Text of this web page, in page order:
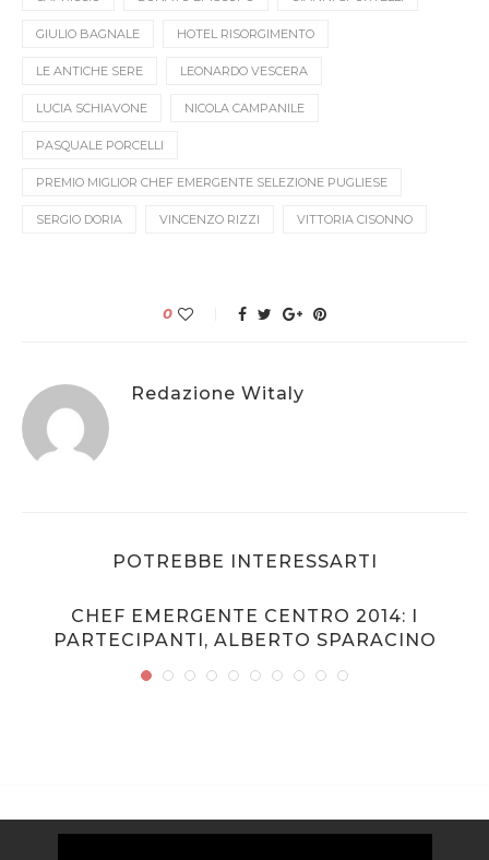
GIULIO BAGNALE HOTEL RISORGIMENTO
LE ANTICHE SERE LEONARDO VESCERA
LUCIA SCHIAVONE NICOLA CAMPANILE
PASQUALE PORCELLI
PREMIO MIGLIOR CHEF EMERGENTE SELEZIONE PUGLIESE
SERGIO DORIA VINCENZO RIZZI VITTORIA CISONNO
0
Redazione Witaly
POTREBBE INTERESSARTI
CHEF EMERGENTE CENTRO 2014: I
PARTECIPANTI, ALBERTO SPARACINO